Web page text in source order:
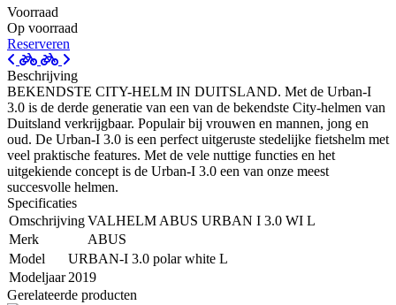
Voorraad
Op voorraad
Reserveren
Beschrijving
BEKENDSTE CITY-HELM IN DUITSLAND. Met de Urban-I
3.0 is de derde generatie van een van de bekendste City-helmen van
Duitsland verkrijgbaar. Populair bij vrouwen en mannen, jong en
oud. De Urban-I 3.0 is een perfect uitgeruste stedelijke fietshelm met
veel praktische features. Met de vele nuttige functies en het
uitgekiende concept is de Urban-I 3.0 een van onze meest
succesvolle helmen.
Specificaties
OmschrijvingVALHELM ABUS URBAN I 3.0 WI L
Merk
ABUS
Model
URBAN-I 3.0 polar white L
Modeljaar 2019
Gerelateerde producten